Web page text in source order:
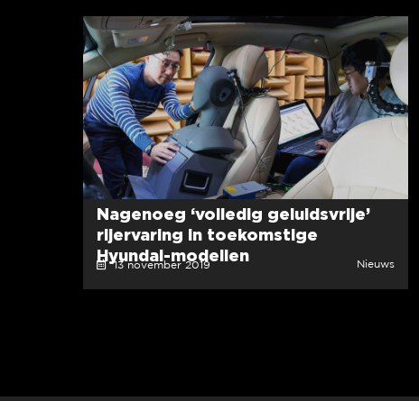
Nagenoeg ‘volledig geluidsvrije’
rijervaring in toekomstige
Hyundai-modellen
13 november 2019 Nieuws